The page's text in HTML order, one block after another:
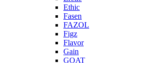
Ethic
Fasen
FAZOL
Figz
Flavor
Gain
GOAT